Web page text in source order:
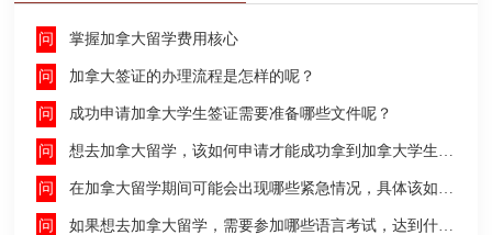
掌握加拿大留学费用核心
加拿大签证的办理流程是怎样的呢？
成功申请加拿大学生签证需要准备哪些文件呢？
想去加拿大留学，该如何申请才能成功拿到加拿大学生签证呢？
在加拿大留学期间可能会出现哪些紧急情况，具体该如何去处理这些紧急情况呢？
如果想去加拿大留学，需要参加哪些语言考试，达到什么水平才能申请呢？